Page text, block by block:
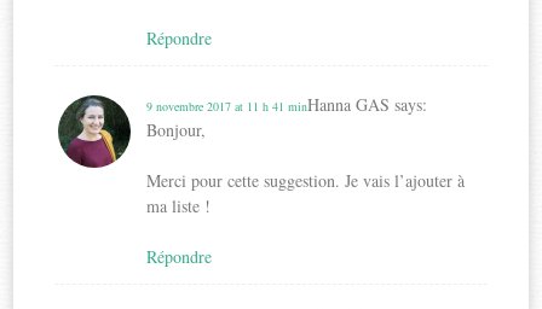
Répondre
Hanna GAS says:
9 novembre 2017 at 11 h 41 min
Bonjour,
Merci pour cette suggestion. Je vais l’ajouter à
ma liste !
Répondre